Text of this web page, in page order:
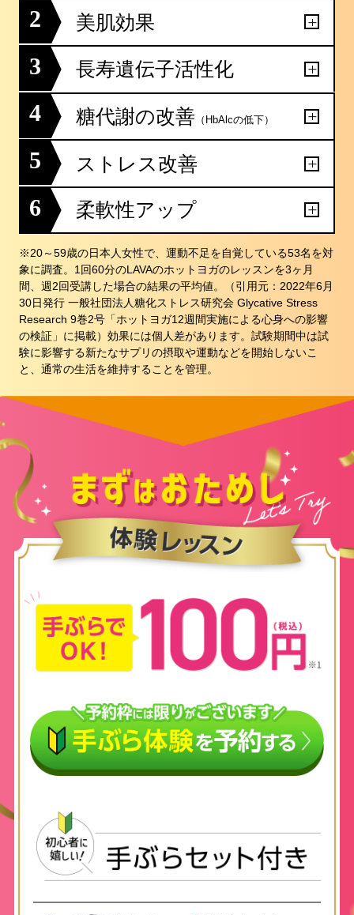
2 美肌効果
3 長寿遺伝子活性化
4 糖代謝の改善 （HbAlcの低下）
5 ストレス改善
6 柔軟性アップ
※20～59歳の日本人女性で、運動不足を自覚している53名を対
象に調査。1回60分のLAVAのホットヨガのレッスンを3ヶ月
間、週2回受講した場合の結果の平均値。（引用元：2022年6月
30日発行 一般社団法人糖化ストレス研究会 Glycative Stress
Research 9巻2号「ホットヨガ12週間実施による心身への影響
の検証」に掲載）効果には個人差があります。試験期間中は試
験に影響する新たなサプリの摂取や運動などを開始しないこ
と、通常の生活を維持することを管理。